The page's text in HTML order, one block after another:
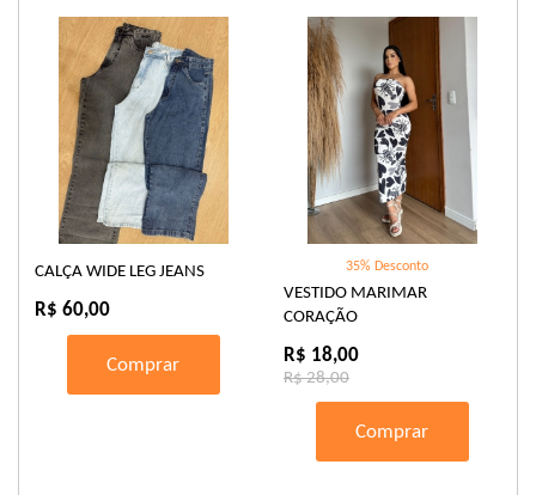
CALÇA WIDE LEG JEANS
R$ 60,00
Comprar
35% Desconto
VESTIDO MARIMAR
CORAÇÃO
R$ 18,00
R$ 28,00
Comprar